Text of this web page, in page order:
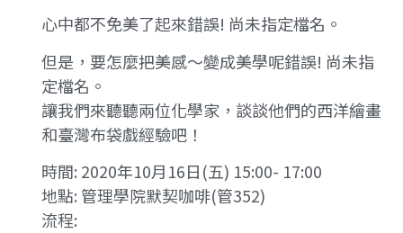
心中都不免美了起來錯誤! 尚未指定檔名。
但是，要怎麼把美感～變成美學呢錯誤! 尚未指
定檔名。
讓我們來聽聽兩位化學家，談談他們的西洋繪畫
和臺灣布袋戲經驗吧！
時間: 2020年10月16日(五) 15:00- 17:00
地點: 管理學院默契咖啡(管352)
流程: